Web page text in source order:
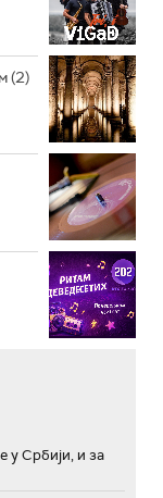
(2)
у Србији, и за